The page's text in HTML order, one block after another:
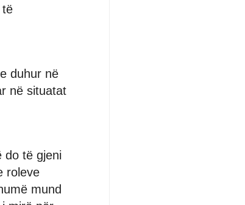
të
duhur në
në situatat
do të gjeni
roleve
mund